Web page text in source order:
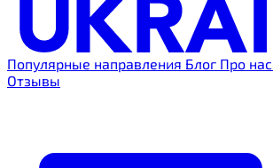
Популярные направления Блог Про нас
Отзывы